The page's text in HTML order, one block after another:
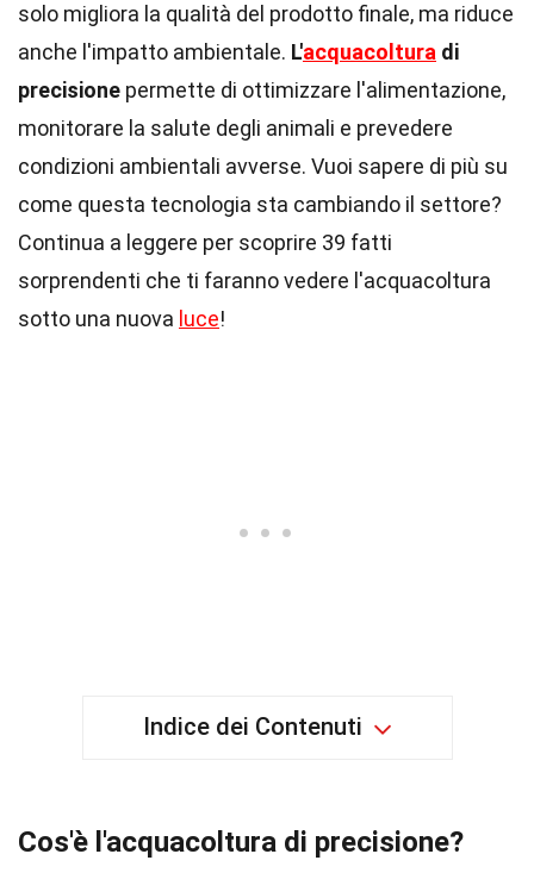
solo migliora la qualità del prodotto finale, ma riduce
anche l'impatto ambientale. L'acquacoltura di
precisione permette di ottimizzare l'alimentazione,
monitorare la salute degli animali e prevedere
condizioni ambientali avverse. Vuoi sapere di più su
come questa tecnologia sta cambiando il settore?
Continua a leggere per scoprire 39 fatti
sorprendenti che ti faranno vedere l'acquacoltura
sotto una nuova luce!
Indice dei Contenuti
Cos'è l'acquacoltura di precisione?